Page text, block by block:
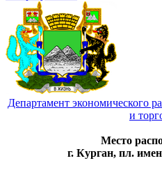
Департамент экономического
и
Место
г. Курган, пл.